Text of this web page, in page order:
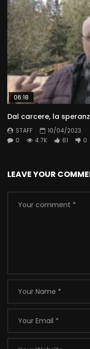
06:18
Dal carcere, la
STAFF
10/04/2023
0
4.7K 61 0
LEAVE YOUR